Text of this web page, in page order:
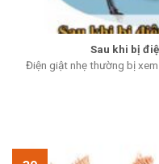
Sau khi bị
Điện giật nhẹ thường bị